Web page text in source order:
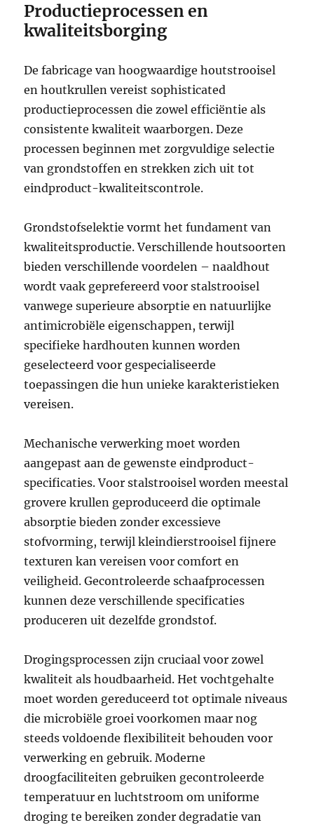
Productieprocessen en
kwaliteitsborging
De fabricage van hoogwaardige houtstrooisel
en houtkrullen vereist sophisticated
productieprocessen die zowel efficiëntie als
consistente kwaliteit waarborgen. Deze
processen beginnen met zorgvuldige selectie
van grondstoffen en strekken zich uit tot
eindproduct-kwaliteitscontrole.
Grondstofselektie vormt het fundament van
kwaliteitsproductie. Verschillende houtsoorten
bieden verschillende voordelen – naaldhout
wordt vaak geprefereerd voor stalstrooisel
vanwege superieure absorptie en natuurlijke
antimicrobiële eigenschappen, terwijl
specifieke hardhouten kunnen worden
geselecteerd voor gespecialiseerde
toepassingen die hun unieke karakteristieken
vereisen.
Mechanische verwerking moet worden
aangepast aan de gewenste eindproduct-
specificaties. Voor stalstrooisel worden meestal
grovere krullen geproduceerd die optimale
absorptie bieden zonder excessieve
stofvorming, terwijl kleindierstrooisel fijnere
texturen kan vereisen voor comfort en
veiligheid. Gecontroleerde schaafprocessen
kunnen deze verschillende specificaties
produceren uit dezelfde grondstof.
Drogingsprocessen zijn cruciaal voor zowel
kwaliteit als houdbaarheid. Het vochtgehalte
moet worden gereduceerd tot optimale niveaus
die microbiële groei voorkomen maar nog
steeds voldoende flexibiliteit behouden voor
verwerking en gebruik. Moderne
droogfaciliteiten gebruiken gecontroleerde
temperatuur en luchtstroom om uniforme
droging te bereiken zonder degradatie van